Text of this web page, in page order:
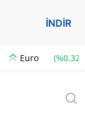
İNDİR
Euro (%0.32)